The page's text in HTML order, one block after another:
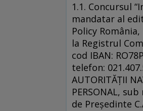
1.1. Concursul
mandatar al
Policy
la Registrul
cod IBAN:
telefon:
AUTORITĂŢII
PERSONAL,
de Preşedinte